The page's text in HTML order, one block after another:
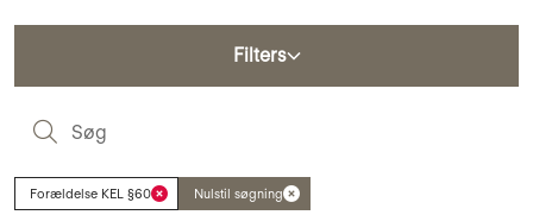
Filters
Forældelse KEL §60 Nulstil søgning